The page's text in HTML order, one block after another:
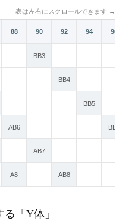
表は左右にスクロールできます →
88 90 92 94 96
BB3
BB4
BB5
AB6 BB6
AB7
A8 AB8
「Y体」